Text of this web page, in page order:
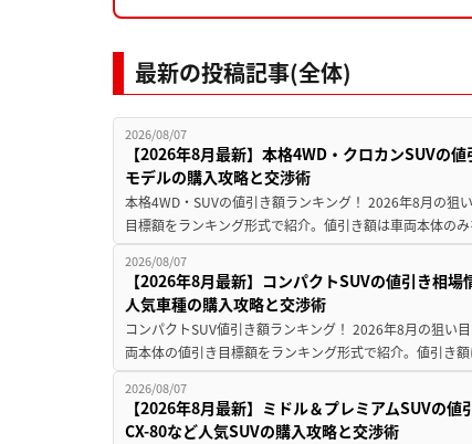
最新の投稿記事(全体)
2026/08/07
【2026年8月最新】本格4WD・クロカンSUVの
モデルの購入攻略と交渉術
本格4WD・SUVの値引き額ランキング！ 2026年8月の狙
目標額をランキング形式で紹介。値引き額は車両本体の
2026/08/07
【2026年8月最新】コンパクトSUVの値引き相
人気車種の購入攻略と交渉術
コンパクトSUV値引き額ランキング！ 2026年8月の狙い
両本体の値引き目標額をランキング形式で紹介。値引き
2026/08/07
【2026年8月最新】ミドル＆プレミアムSUVの
CX-80など人気SUVの購入攻略と交渉術